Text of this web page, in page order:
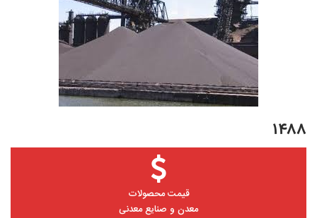
۱۴۸۸
قیمت محصولات
معدن و صنایع معدنی